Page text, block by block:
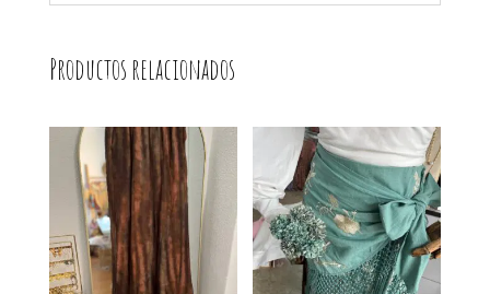
Productos relacionados